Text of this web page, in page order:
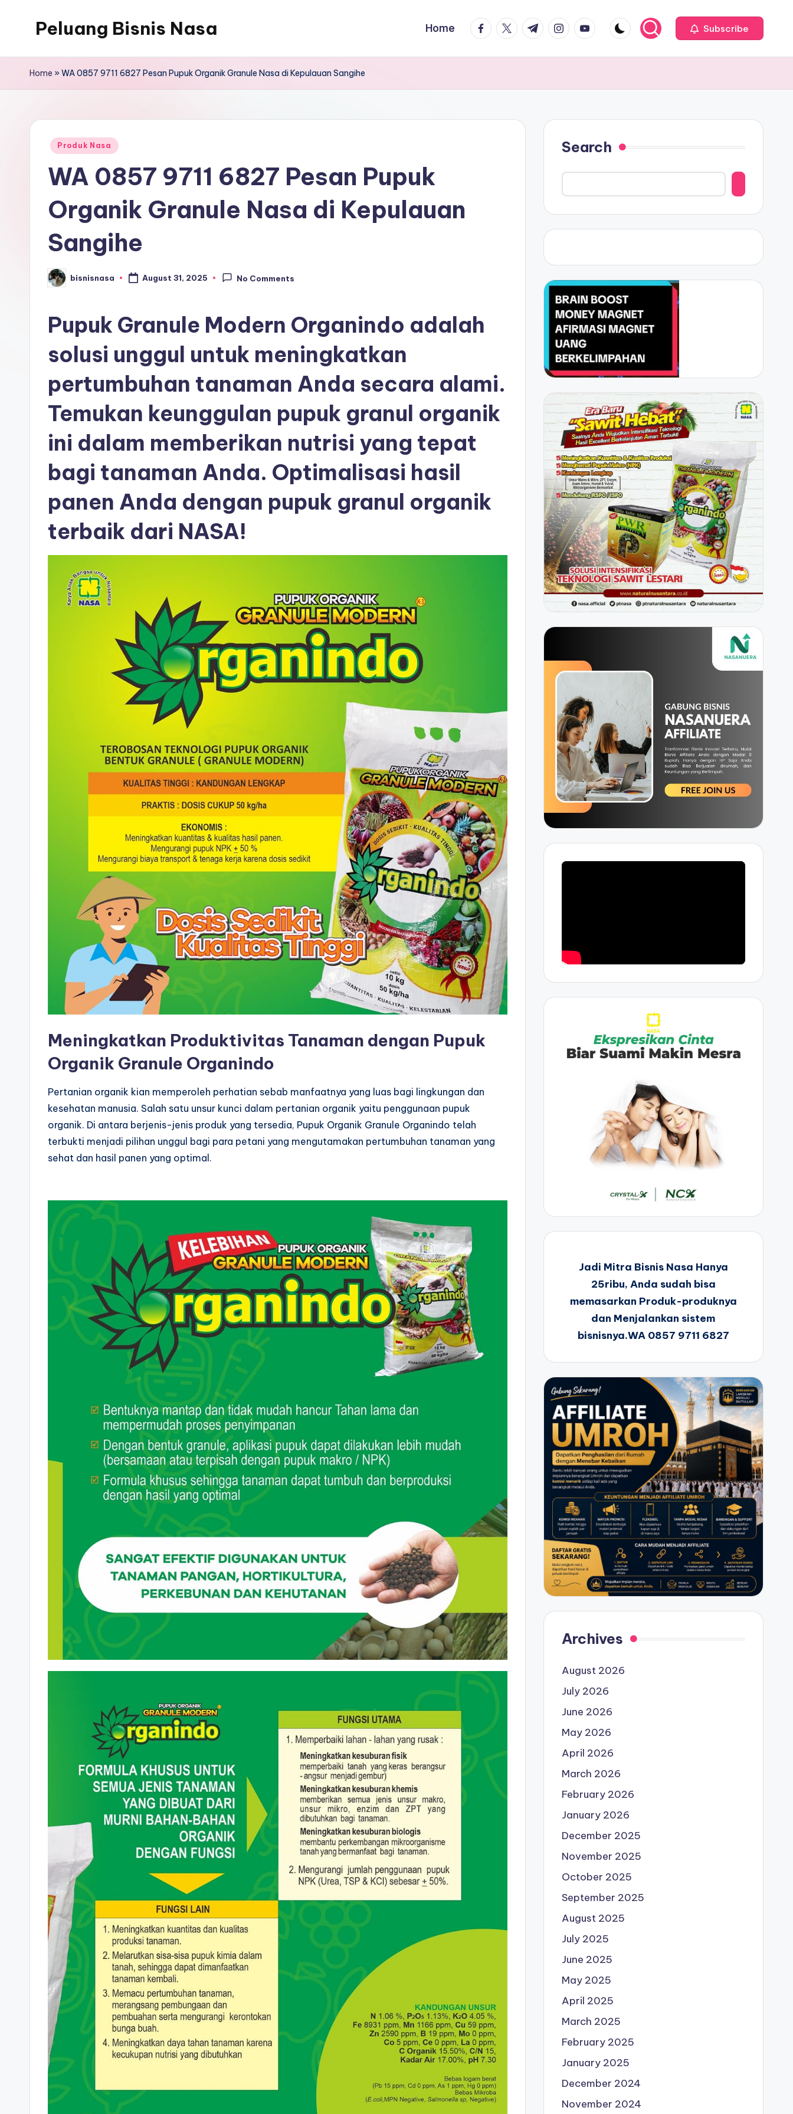
Peluang Bisnis Nasa Home facebook.com
twitter.com
t.me instagram.com
youtube.com Subscribe
Home »WA 0857 9711 6827 Pesan Pupuk Organik Granule Nasa di Kepulauan Sangihe
Posted
Produk Nasa
WA 0857 9711 6827 Pesan Pupuk
Organik Granule Nasa di Kepulauan
Sangihe
Posted
by
bisnisnasa August 31, 2025 No Comments
Pupuk Granule Modern Organindo adalah
solusi unggul untuk meningkatkan
pertumbuhan tanaman Anda secara alami.
Temukan keunggulan pupuk granul organik
ini dalam memberikan nutrisi yang tepat
bagi tanaman Anda. Optimalisasi hasil
panen Anda dengan pupuk granul organik
terbaik dari NASA!
Meningkatkan Produktivitas Tanaman dengan Pupuk
Organik Granule Organindo
Pertanian organik kian memperoleh perhatian sebab manfaatnya yang luas bagi lingkungan dan
kesehatan manusia. Salah satu unsur kunci dalam pertanian organik yaitu penggunaan pupuk
organik. Di antara berjenis-jenis produk yang tersedia, Pupuk Organik Granule Organindo telah
terbukti menjadi pilihan unggul bagi para petani yang mengutamakan pertumbuhan tanaman yang
sehat dan hasil panen yang optimal.
Search
Jadi Mitra Bisnis Nasa Hanya
25ribu, Anda sudah bisa
memasarkan Produk-produknya
dan Menjalankan sistem
bisnisnya.WA 0857 9711 6827
Archives
August 2026
July 2026
June 2026
May 2026
April 2026
March 2026
February 2026
January 2026
December 2025
November 2025
October 2025
September 2025
August 2025
July 2025
June 2025
May 2025
April 2025
March 2025
February 2025
January 2025
December 2024
November 2024